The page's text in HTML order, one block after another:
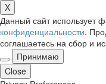
X
Данный сайт использует
конфиденциальности.
соглашаетесь на сбор и
Принимаю
Close